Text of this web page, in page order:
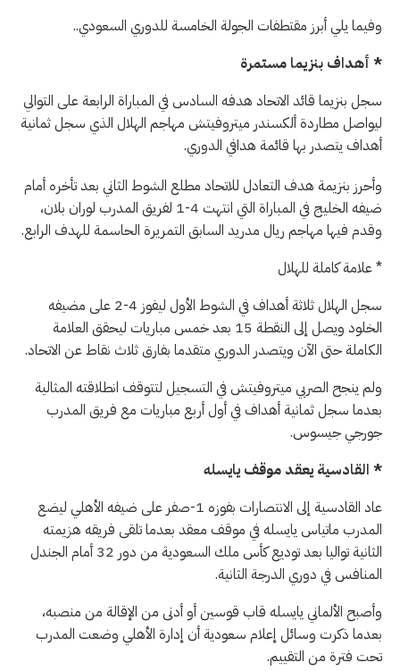
وفيما يلي أبرز مقتطفات الجولة الخامسة للدوري السعودي..
* أهداف بنزيما مستمرة
سجل بنزيما قائد الاتحاد هدفه السادس في المباراة الرابعة على التوالي
ليواصل مطاردة ألكسندر ميتروفيتش مهاجم الهلال الذي سجل ثمانية
أهداف يتصدر بها قائمة هدافي الدوري.
وأحرز بنزيمة هدف التعادل للاتحاد مطلع الشوط الثاني بعد تأخره أمام
ضيفه الخليج في المباراة التي انتهت 4-1 لفريق المدرب لوران بلان،
وقدم فيها مهاجم ريال مدريد السابق التمريرة الحاسمة للهدف الرابع.
* علامة كاملة للهلال
سجل الهلال ثلاثة أهداف في الشوط الأول ليفوز 4-2 على مضيفه
الخلود ويصل إلى النقطة 15 بعد خمس مباريات ليحقق العلامة
الكاملة حتى الآن ويتصدر الدوري متقدما بفارق ثلاث نقاط عن الاتحاد.
ولم ينجح الصربي ميتروفيتش في التسجيل لتتوقف انطلاقته المثالية
بعدما سجل ثمانية أهداف في أول أربع مباريات مع فريق المدرب
جورجي جيسوس.
* القادسية يعقد موقف يايسله
عاد القادسية إلى الانتصارات بفوزه 1-صفر على ضيفه الأهلي ليضع
المدرب ماتياس يايسله في موقف معقد بعدما تلقى فريقه هزيمته
الثانية تواليا بعد توديع كأس ملك السعودية من دور 32 أمام الجندل
المنافس في دوري الدرجة الثانية.
وأصبح الألماني يايسله قاب قوسين أو أدنى من الإقالة من منصبه،
بعدما ذكرت وسائل إعلام سعودية أن إدارة الأهلي وضعت المدرب
تحت فترة من التقييم.